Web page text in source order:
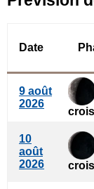
Date
9 août
2026
10
août
2026